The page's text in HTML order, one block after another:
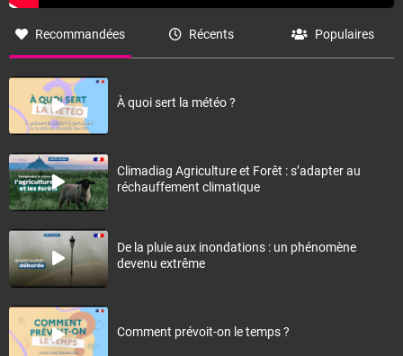
Recommandées Récents Populaires
À quoi sert la météo ?
Climadiag Agriculture et Forêt : s’adapter au
réchauffement climatique
De la pluie aux inondations : un phénomène
devenu extrême
Comment prévoit-on le temps ?